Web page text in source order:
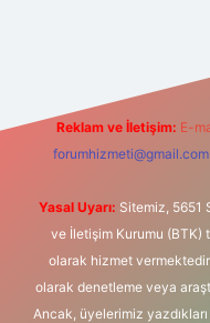
Reklam ve İletişim: E-
forumhizmeti@gmail.com
Yasal Uyarı: Sitemiz, 5651
ve İletişim Kurumu (BTK)
olarak hizmet
olarak denetleme veya
Ancak, üyelerimiz